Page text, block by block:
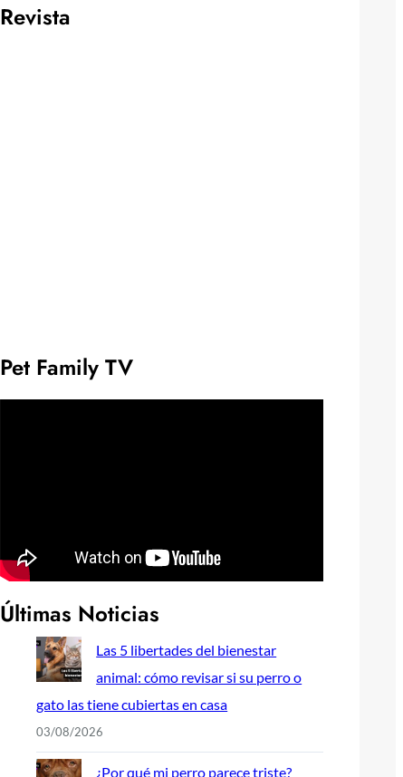
Revista
Pet Family TV
Últimas Noticias
Las 5 libertades del bienestar
animal: cómo revisar si su perro o
gato las tiene cubiertas en casa
03/08/2026
¿Por qué mi perro parece triste?